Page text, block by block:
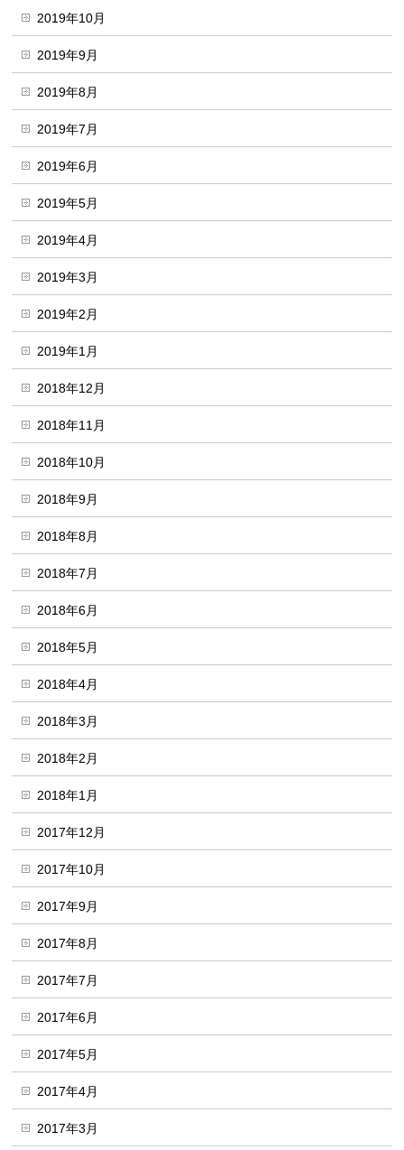
2019年10月
2019年9月
2019年8月
2019年7月
2019年6月
2019年5月
2019年4月
2019年3月
2019年2月
2019年1月
2018年12月
2018年11月
2018年10月
2018年9月
2018年8月
2018年7月
2018年6月
2018年5月
2018年4月
2018年3月
2018年2月
2018年1月
2017年12月
2017年10月
2017年9月
2017年8月
2017年7月
2017年6月
2017年5月
2017年4月
2017年3月